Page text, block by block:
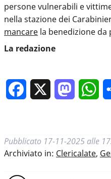
persone vulnerabili e
nella stazione dei
mancare la benedizione
La redazione
Facebook
Pubblicato 17-11-2025 alle
Archiviato in: Clericalate,